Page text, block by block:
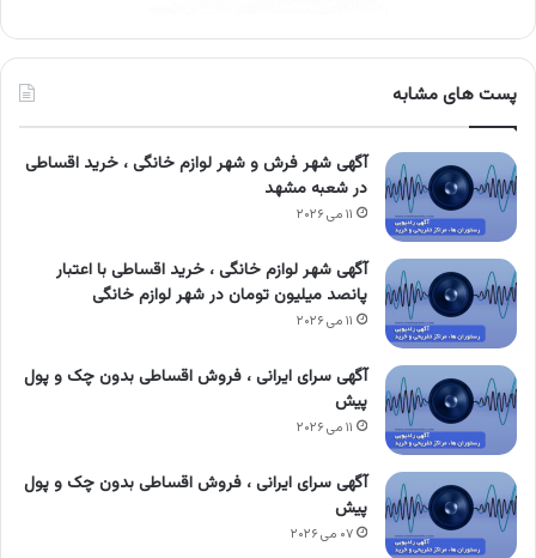
پست های مشابه
آگهی شهر فرش و شهر لوازم خانگی ، خرید اقساطی
در شعبه مشهد
۱۱ می ۲۰۲۶
آگهی شهر لوازم خانگی ، خرید اقساطی با اعتبار
پانصد میلیون تومان در شهر لوازم خانگی
۱۱ می ۲۰۲۶
آگهی سرای ایرانی ، فروش اقساطی بدون چک و پول
پیش
۱۱ می ۲۰۲۶
آگهی سرای ایرانی ، فروش اقساطی بدون چک و پول
پیش
۰۷ می ۲۰۲۶